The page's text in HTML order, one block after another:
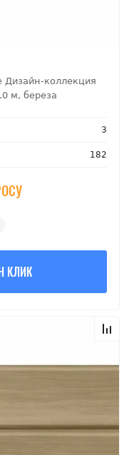
Дизайн-коллекция
м, береза
3
182
КЛИК